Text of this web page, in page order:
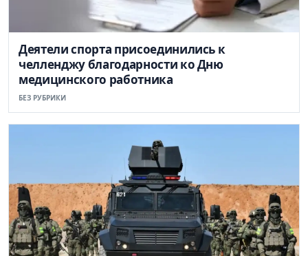
Деятели спорта присоединились к
челленджу благодарности ко Дню
медицинского работника
БЕЗ РУБРИКИ